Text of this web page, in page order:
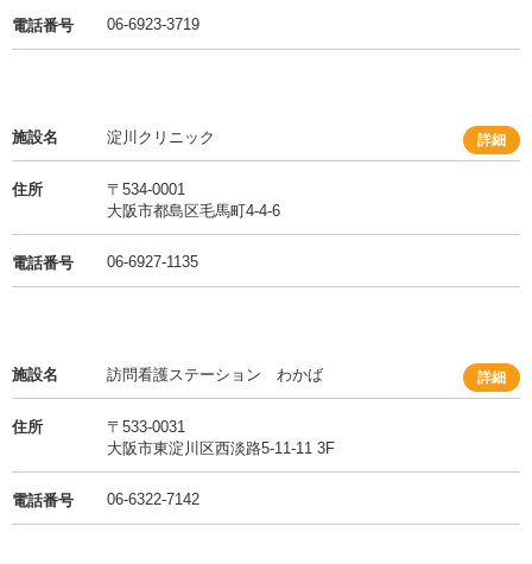
電話番号 06-6923-3719
施設名 淀川クリニック 詳細
住所
〒534-0001
大阪市都島区毛馬町4-4-6
電話番号 06-6927-1135
施設名 訪問看護ステーション わかば 詳細
住所
〒533-0031
大阪市東淀川区西淡路5-11-11 3F
電話番号 06-6322-7142